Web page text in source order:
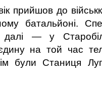
прийшов до
батальйоні.
далі — у
на той час
були Станиця